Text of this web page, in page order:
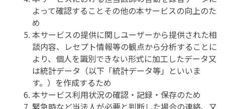
よって確認することその他の本サービスの向上のた
め
本サービスの提供に関しユーザーから提供された相
談内容、レセプト情報等の観点から分析することに
より、個人を識別できない形式に加工したデータ又
は統計データ（以下「統計データ等」といいま
す。）を作成するため
本サービス利用状況の確認・記録・保存のため
緊急時など当法人が必要と判断した場合の連絡、又